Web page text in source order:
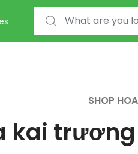
Search for:
SHOP
kai